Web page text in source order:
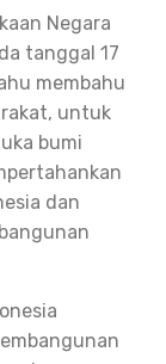
Negara
tanggal 17
membahu
untuk
bumi
dan